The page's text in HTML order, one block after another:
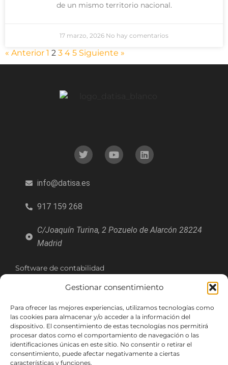
Gestionar consentimiento
Para ofrecer las mejores experiencias, utilizamos tecnologías como
las cookies para almacenar y/o acceder a la información del
dispositivo. El consentimiento de estas tecnologías nos permitirá
procesar datos como el comportamiento de navegación o las
identificaciones únicas en este sitio. No consentir o retirar el
consentimiento, puede afectar negativamente a ciertas
características y funciones.
de un mismo territorio nacional.
17 marzo, 2026 No hay comentarios
« Anterior 1 2 3 4 5 Siguiente »
info@datisa.es
917 159 268
C/Joaquín Turina, 2 Pozuelo de Alarcón 28224
Madrid
Software de contabilidad
Software de facturación
Software de producción
Software almacén
Software comercial
ERP para mayoristas y distribuidores